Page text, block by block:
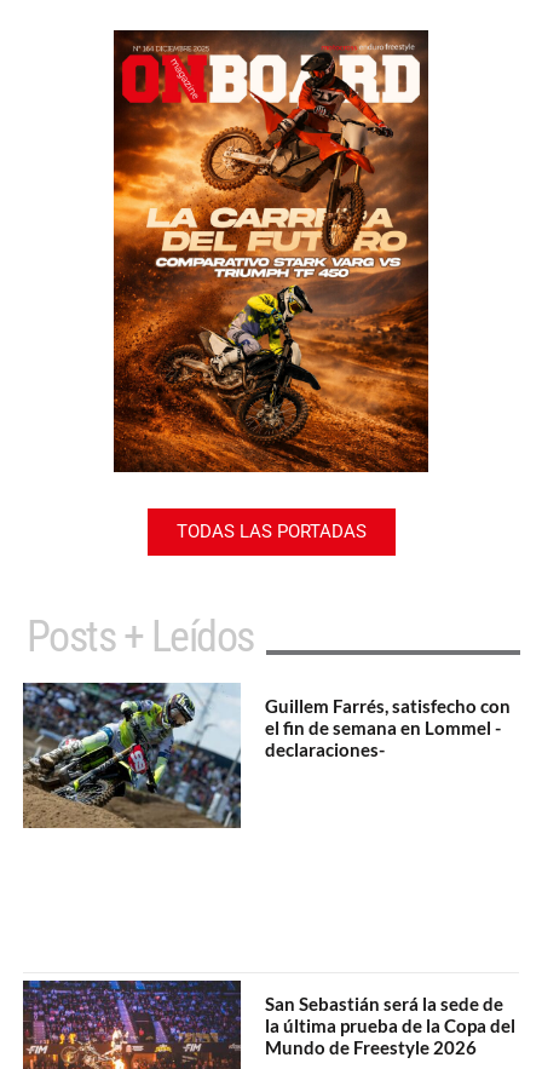
TODAS LAS PORTADAS
Posts + Leídos
Guillem Farrés, satisfecho con
el fin de semana en Lommel -
declaraciones-
San Sebastián será la sede de
la última prueba de la Copa del
Mundo de Freestyle 2026